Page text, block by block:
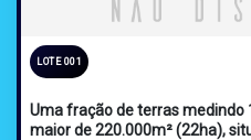
LOTE 001
Uma fração de terras medindo
maior de 220.000m² (22ha),